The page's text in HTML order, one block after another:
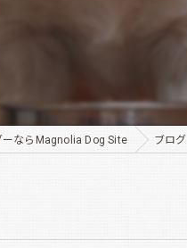
犬舎
ーならMagnolia Dog Site ブログ